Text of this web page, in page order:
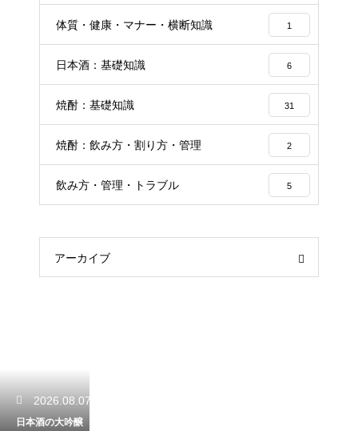
体質・健康・マナー・横断知識 1
日本酒：基礎知識 6
焼酎：基礎知識 31
焼酎：飲み方・割り方・管理 2
飲み方・管理・トラブル 5
アーカイブ
2026.08.07
日本酒の大吟醸